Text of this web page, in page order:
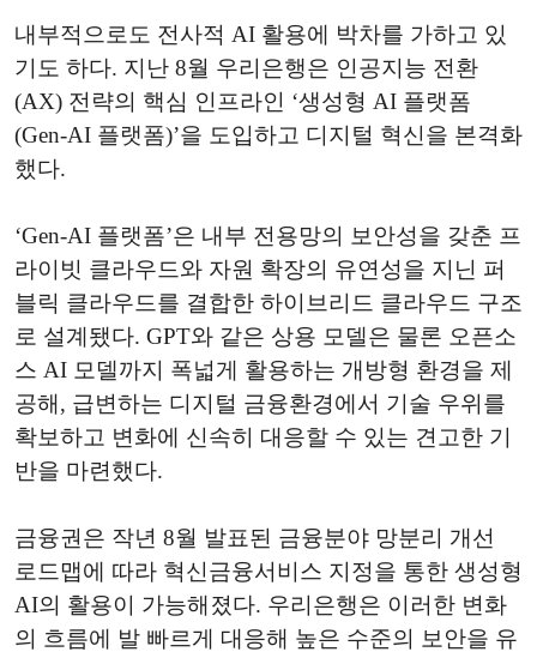
내부적으로도 전사적 AI 활용에 박차를 가하고 있
기도 하다. 지난 8월 우리은행은 인공지능 전환
(AX) 전략의 핵심 인프라인 ‘생성형 AI 플랫폼
(Gen-AI 플랫폼)’을 도입하고 디지털 혁신을 본격화
했다.
‘Gen-AI 플랫폼’은 내부 전용망의 보안성을 갖춘 프
라이빗 클라우드와 자원 확장의 유연성을 지닌 퍼
블릭 클라우드를 결합한 하이브리드 클라우드 구조
로 설계됐다. GPT와 같은 상용 모델은 물론 오픈소
스 AI 모델까지 폭넓게 활용하는 개방형 환경을 제
공해, 급변하는 디지털 금융환경에서 기술 우위를
확보하고 변화에 신속히 대응할 수 있는 견고한 기
반을 마련했다.
금융권은 작년 8월 발표된 금융분야 망분리 개선
로드맵에 따라 혁신금융서비스 지정을 통한 생성형
AI의 활용이 가능해졌다. 우리은행은 이러한 변화
의 흐름에 발 빠르게 대응해 높은 수준의 보안을 유